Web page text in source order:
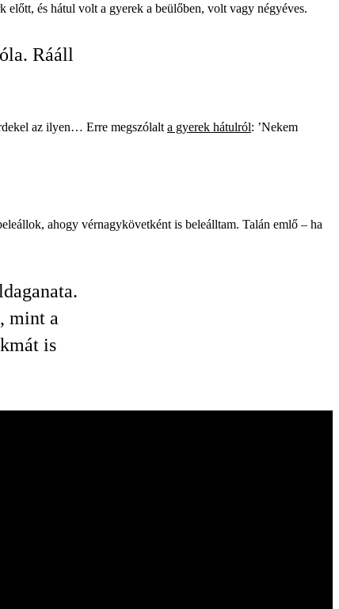
és hátul volt a gyerek a beülőben, volt vagy négyéves.
Rááll
az ilyen… Erre megszólalt a gyerek hátulról: ’Nekem
ahogy vérnagykövetként is beleálltam. Talán emlő – ha
mint a
is